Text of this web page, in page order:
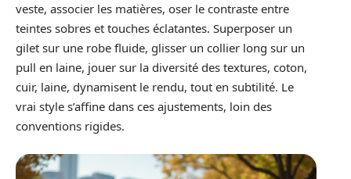
veste, associer les matières, oser le contraste entre
teintes sobres et touches éclatantes. Superposer un
gilet sur une robe fluide, glisser un collier long sur un
pull en laine, jouer sur la diversité des textures, coton,
cuir, laine, dynamisent le rendu, tout en subtilité. Le
vrai style s’affine dans ces ajustements, loin des
conventions rigides.